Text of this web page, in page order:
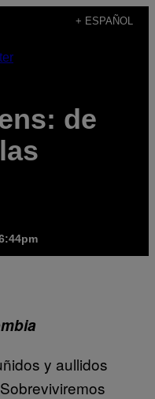
+ ESPAÑOL
de
y aullidos